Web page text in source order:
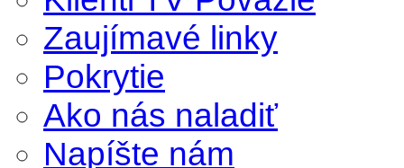
Zaujímavé linky
Pokrytie
Ako nás naladiť
Napíšte nám